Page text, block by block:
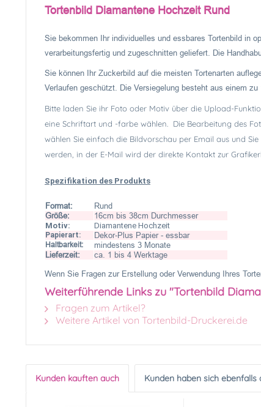
Tortenbild Diamantene Hochzeit Rund
Sie bekommen Ihr individuelles und essbares Tortenbild in
verarbeitungsfertig und zugeschnitten geliefert. Die
Sie können Ihr Zuckerbild auf die meisten Tortenarten
Verlaufen geschützt. Die Versiegelung besteht aus einem
Bitte laden Sie ihr Foto oder Motiv über die Upload-
eine Schriftart und -farbe wählen. Die Bearbeitung des
wählen Sie einfach die Bildvorschau per Email aus und
werden, in der E-Mail wird der direkte Kontakt zur
Spezifikation des Produkts
Format:
Rund
Größe:
16cm bis 38cm Durchmesser
Motiv:
Diamantene Hochzeit
Papierart: Dekor-Plus Papier - essbar
Haltbarkeit:
mindestens 3 Monate
Lieferzeit:
ca. 1 bis 4 Werktage
Wenn Sie Fragen zur Erstellung oder Verwendung Ihres
Weiterführende Links zu "Tortenbild
Fragen zum Artikel?
Weitere Artikel von Tortenbild-Druckerei.de
Kunden kauften auch Kunden haben sich ebenfalls